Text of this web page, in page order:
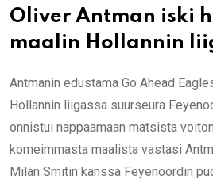
Oliver Antman iski
maalin Hollannin
Antmanin edustama Go Ahead
Hollannin liigassa suurseura
onnistui nappaamaan matsista
komeimmasta maalista vastasi
Milan Smitin kanssa Feyenoordin